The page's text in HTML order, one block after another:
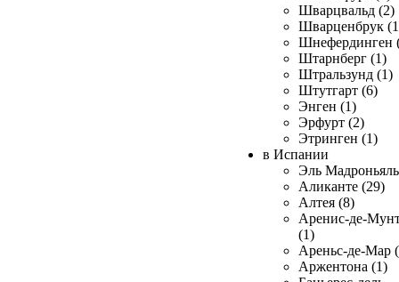
Шварцвальд (2)
Шварценбрук
Шнефердинген
Штарнберг (1)
Штральзунд (1)
Штутгарт (6)
Энген (1)
Эрфурт (2)
Этринген (1)
в Испании
Эль
Аликанте (29)
Алтея (8)
Аренис-де-
(1)
Ареньс-де-Мар
Аржентона (1)